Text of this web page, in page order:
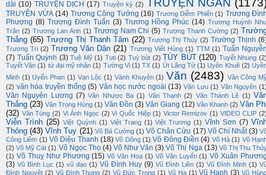
dài (10) TRUYỆN DỊCH (17) Truyện ký (2) TRUYỆN NGẮN
TRUYỆN VỪA (14) Trương Công Tưởng (16) Trương Diễm Phiến (1) Trương
Phượng (8) Trương Đình Tuấn (3) Trương Hồng Phúc (14) Trương Huỳnh
Trân (2) Trương Lan Anh (1) Trương Nam Chi (5) Trương Thanh Cường (2)
Thắng (65) Trương Thị Thanh Tâm (22) Trương Thị Thúy (2) Trường Thịnh
Trương Tri (2) Trương Văn Dân (21) Trương Viết Hùng (1) TTM (1) Tuấn
(7) Tuấn Quỳnh (3) Tuệ Mỹ (1) Tuti (2) Tuỳ bút (2) TÙY BÚT (120) Tuyết Nhung
Tuyết Vân (1) tứ đại mỹ nhân (1) Tường Vi (1) TX (1) Út Lãng Tử (1) Uyên Khuê (2)
Minh (1) Uyển Phan (1) Vạn Lộc (1) Vành Khuyên (1) Văn (2483) Văn Công
(2) văn hóa truyền thống (5) Văn học nước ngoài (13) Văn Lưu (1) Văn Nguyên
Văn Nguyên Lương (7) Văn Nhược Ba (1) Văn Thạnh (2) Văn Thành Lê (1)
Thắng (23) Văn Trọng Hùng (1) Vân Đồn (3) Vân Giang (12) Vân Khanh (2) Vân
(32) Vân Tùng (2) Vi Ánh Ngọc (2) Vi Quốc Hiệp (1) Victor Remizov (1) VIDEO CLIP
Viễn Trình (25) Việt Quỳnh (1) Việt Trang (1) Việt Trương (1) Vĩnh Sơn (7)
Thông (43) Vĩnh Tuy (21) Võ Bá Cường (1) Võ Chân Cửu (17) Võ Chí Nhất (3)
Công Liêm (1) Võ Diệu Thanh (18) Võ Dõng (1) Võ Đông Điền (4) Võ Hà (1) Võ
(2) Võ Mỹ Cát (1) Võ Ngọc Thọ (4) Võ Như Văn (3) Võ Thị Nga (13) Võ Thị Thu
(1) Võ Thuỵ Như Phương (15) Võ Văn Hoa (1) Võ Văn Luyến (1) Võ Xuân
(3) Vũ Bình Lục (1) vũ đạo (1) Vũ Đình Huy (9) Vũ Đình Liên (1) Vũ Đình Minh (1)
Đình Nguyệt (2) Vũ Đình Thung (2) Vũ Đức Trọng (1) Vũ Hạ (1) Vũ Hạnh (3) Vũ